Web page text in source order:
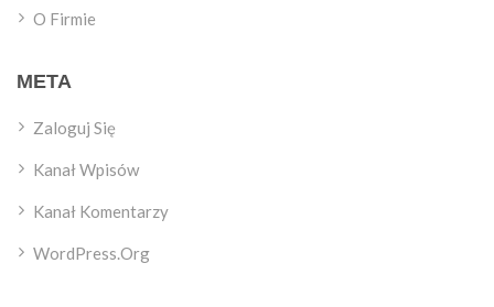
O Firmie
META
Zaloguj Się
Kanał Wpisów
Kanał Komentarzy
WordPress.org